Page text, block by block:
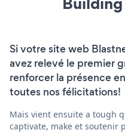
Si votre site web
avez relevé le premier
renforcer la présence
toutes nos félicitations!
Mais vient ensuite a tough
captivate, make et soutenir